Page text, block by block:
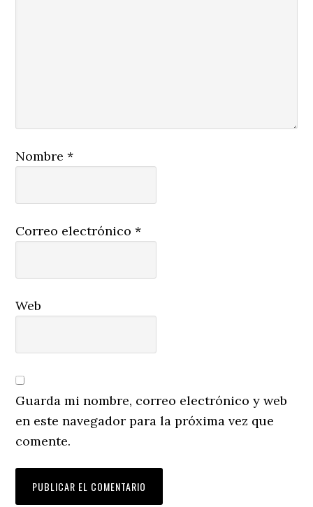
Nombre*
Correo electrónico*
Web
Guarda mi nombre, correo electrónico y web
en este navegador para la próxima vez que
comente.